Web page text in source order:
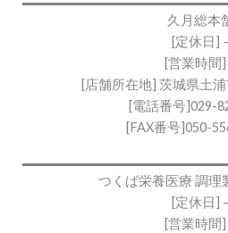
久月総本
[定休日] –
[営業時間]
[店舗所在地] 茨城県土
[電話番号]029-
[FAX番号]050-
つくば栄養医療 調理
[定休日] –
[営業時間]